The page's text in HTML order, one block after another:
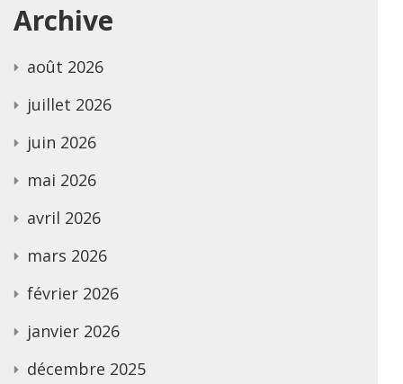
Archive
août 2026
juillet 2026
juin 2026
mai 2026
avril 2026
mars 2026
février 2026
janvier 2026
décembre 2025